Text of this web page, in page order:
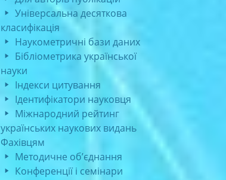
Універсальна десяткова
класифікація
Наукометричні бази даних
Бібліометрика української
науки
Індекси цитування
Ідентифікатори науковця
Міжнародний рейтинг
українських наукових видань
Фахівцям
Методичне об’єднання
Конференції і семінари